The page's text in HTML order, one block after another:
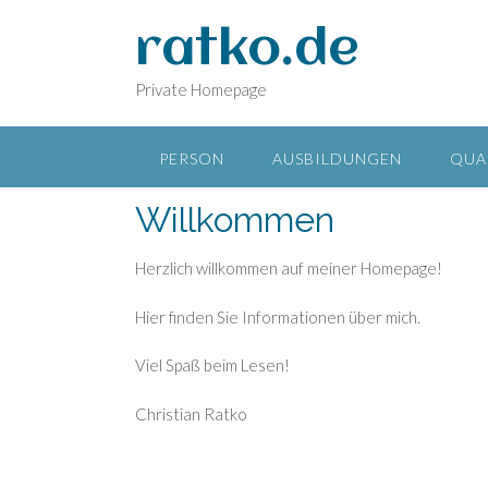
ratko.de
Private Homepage
PERSON AUSBILDUNGEN
Willkommen
Herzlich willkommen auf meiner Homepage!
Hier finden Sie Informationen über mich.
Viel Spaß beim Lesen!
Christian Ratko